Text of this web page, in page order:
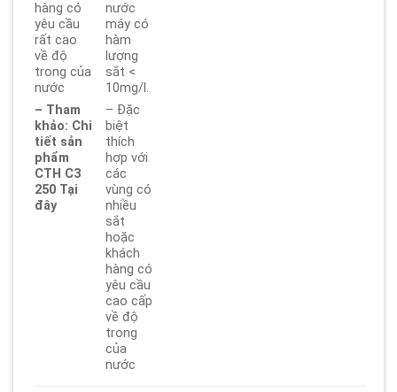
hàng có
yêu cầu
rất cao
về độ
trong của
nước
– Tham
khảo: Chi
tiết sản
phẩm
CTH C3
250 Tại
đây
nước
máy có
hàm
lượng
sắt <
10mg/l.
– Đặc
biệt
thích
hợp với
các
vùng có
nhiều
sắt
hoặc
khách
hàng có
yêu cầu
cao cấp
về độ
trong
của
nước